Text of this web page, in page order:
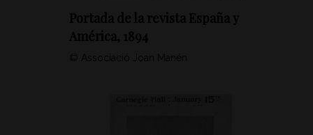
Portada de la revista España y
América, 1894
© Associació Joan Manén